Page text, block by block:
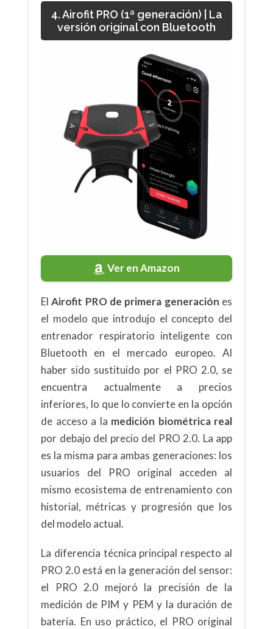
4. Airofit PRO (1ª generación) | La
versión original con Bluetooth
Ver en Amazon
ElAirofit PRO de primera generación es
el modelo que introdujo el concepto del
entrenador respiratorio inteligente con
Bluetooth en el mercado europeo. Al
haber sido sustituido por el PRO 2.0, se
encuentra actualmente a precios
inferiores, lo que lo convierte en la opción
de acceso a la medición biométrica real
por debajo del precio del PRO 2.0. La app
es la misma para ambas generaciones: los
usuarios del PRO original acceden al
mismo ecosistema de entrenamiento con
historial, métricas y progresión que los
del modelo actual.
La diferencia técnica principal respecto al
PRO 2.0 está en la generación del sensor:
el PRO 2.0 mejoró la precisión de la
medición de PIM y PEM y la duración de
batería. En uso práctico, el PRO original